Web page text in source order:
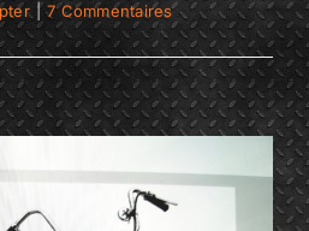
| 7 Commentaires